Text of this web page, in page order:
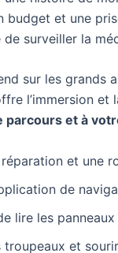
budget et une
de surveiller la
sur les grands
l’immersion et
parcours et à
et une
de
lire les
troupeaux et